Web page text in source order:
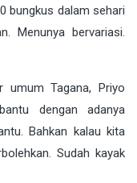
bungkus dalam sehari
Menunya bervariasi.
umum Tagana, Priyo
dengan adanya
Bahkan kalau kita
Sudah kayak